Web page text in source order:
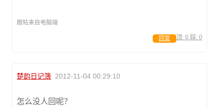
跟帖来自电脑端
顶: 0 踩: 0
回复
楚韵日记簿 2012-11-04 00:29:10
怎么没人回呢？